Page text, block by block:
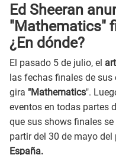
Ed Sheeran
"Mathematics"
¿En dónde?
El pasado 5 de julio, el
las fechas finales de sus
gira "Mathematics".
eventos en todas partes
que sus shows finales
partir del 30 de mayo
España.